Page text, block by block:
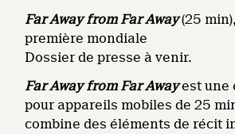
Far Away from Far Away (25
première mondiale
Dossier de presse à venir.
Far Away from Far Away est une
pour appareils mobiles de 25
combine des éléments de récit